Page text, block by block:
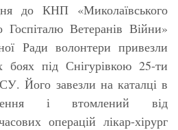
до КНП «Миколаївського
Госпіталю Ветеранів Війни»
Ради волонтери привезли
під Снігурівкою 25-ти
Його завезли на каталці в
і втомлений від
операцій лікар-хірург